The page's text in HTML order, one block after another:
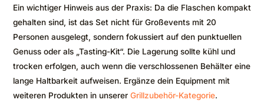
Ein wichtiger Hinweis aus der Praxis: Da die Flaschen kompakt
gehalten sind, ist das Set nicht für Großevents mit 20
Personen ausgelegt, sondern fokussiert auf den punktuellen
Genuss oder als „Tasting-Kit“. Die Lagerung sollte kühl und
trocken erfolgen, auch wenn die verschlossenen Behälter eine
lange Haltbarkeit aufweisen. Ergänze dein Equipment mit
weiteren Produkten in unserer Grillzubehör-Kategorie.